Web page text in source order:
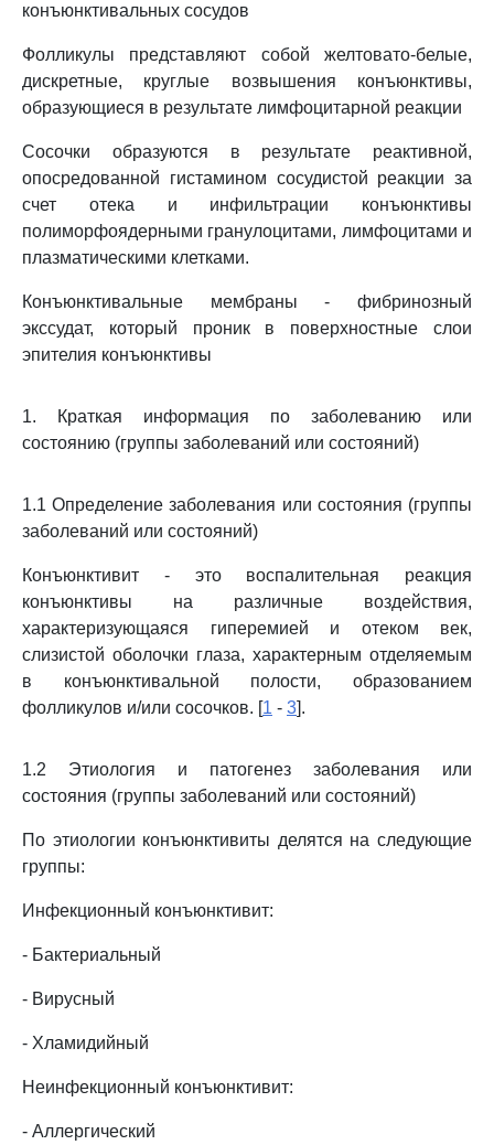
конъюнктивальных сосудов
Фолликулы представляют собой желтовато-белые,
дискретные, круглые возвышения конъюнктивы,
образующиеся в результате лимфоцитарной реакции
Сосочки образуются в результате реактивной,
опосредованной гистамином сосудистой реакции за
счет отека и инфильтрации конъюнктивы
полиморфоядерными гранулоцитами, лимфоцитами и
плазматическими клетками.
Конъюнктивальные мембраны - фибринозный
экссудат, который проник в поверхностные слои
эпителия конъюнктивы
1. Краткая информация по заболеванию или
состоянию (группы заболеваний или состояний)
1.1 Определение заболевания или состояния (группы
заболеваний или состояний)
Конъюнктивит - это воспалительная реакция
конъюнктивы на различные воздействия,
характеризующаяся гиперемией и отеком век,
слизистой оболочки глаза, характерным отделяемым
в конъюнктивальной полости, образованием
фолликулов и/или сосочков. [1 - 3].
1.2 Этиология и патогенез заболевания или
состояния (группы заболеваний или состояний)
По этиологии конъюнктивиты делятся на следующие
группы:
Инфекционный конъюнктивит:
- Бактериальный
- Вирусный
- Хламидийный
Неинфекционный конъюнктивит:
- Аллергический